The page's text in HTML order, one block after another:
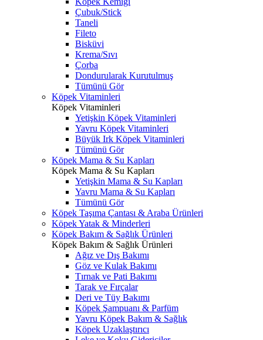
Çubuk/Stick
Taneli
Fileto
Bisküvi
Krema/Sıvı
Çorba
Dondurularak Kurutulmuş
Tümünü Gör
Köpek Vitaminleri
Köpek Vitaminleri
Yetişkin Köpek Vitaminleri
Yavru Köpek Vitaminleri
Büyük Irk Köpek Vitaminleri
Tümünü Gör
Köpek Mama & Su Kapları
Köpek Mama & Su Kapları
Yetişkin Mama & Su Kapları
Yavru Mama & Su Kapları
Tümünü Gör
Köpek Taşıma Çantası & Araba Ürünleri
Köpek Yatak & Minderleri
Köpek Bakım & Sağlık Ürünleri
Köpek Bakım & Sağlık Ürünleri
Ağız ve Dış Bakımı
Göz ve Kulak Bakımı
Tırnak ve Pati Bakımı
Tarak ve Fırçalar
Deri ve Tüy Bakımı
Köpek Şampuanı & Parfüm
Yavru Köpek Bakım & Sağlık
Köpek Uzaklaştırıcı